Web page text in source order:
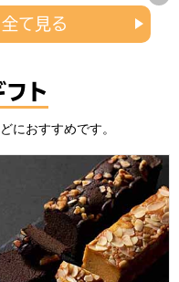
て見る
フト
におすすめです。
ギフト】
きたざと パウンドケー